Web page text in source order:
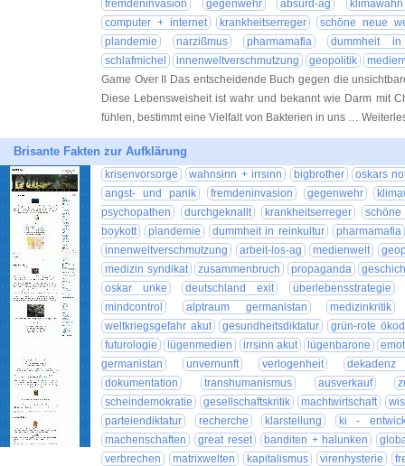
fremdeninvasion
gegenwehr absurd-ag
klimawahn
computer + internet
krankheitserreger
schöne neue
plandemie
narzißmus pharmamafia
dummheit
schlafmichel
innenweltverschmutzung geopolitik
Game Over II Das entscheidende Buch gegen die
Diese Lebensweisheit ist wahr und bekannt wie Darm mit
fühlen, bestimmt eine Vielfalt von Bakterien in uns …
Brisante Fakten zur Aufklärung
krisenvorsorge wahnsinn + irrsinn bigbrother
oskars
angst- und panik
fremdeninvasion gegenwehr
psychopathen
durchgeknallt krankheitserreger
boykott
plandemie dummheit in reinkultur
pharmamafia
innenweltverschmutzung
arbeit-los-ag medienwelt
medizin syndikat
zusammenbruch propaganda
oskar unke
deutschland exit
überlebensstrategie
mindcontrol
alptraum germanistan
medizinkritik
weltkriegsgefahr akut
gesundheitsdiktatur
grün-rote
futurologie
lügenmedien irrsinn akut lügenbarone
germanistan
unvernunft verlogenheit
dokumentation
transhumanismus ausverkauf
scheindemokratie
gesellschaftskritik machtwirtschaft
parteiendiktatur
recherche klarstellung
ki -
machenschaften
great reset banditen + halunken
verbrechen
matrixwelten kapitalismus virenhysterie